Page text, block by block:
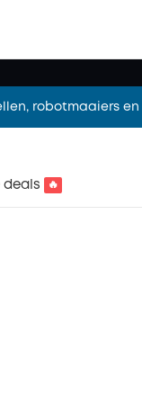
eufy. Ontdek
robotmaaiers
eufy Robotstofzuiger
deals 🔥